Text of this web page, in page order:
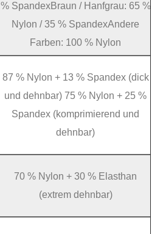
% SpandexBraun / Hanfgrau: 65 %
Nylon / 35 % SpandexAndere
Farben: 100 % Nylon
87 % Nylon + 13 % Spandex (dick
und dehnbar) 75 % Nylon + 25 %
Spandex (komprimierend und
dehnbar)
70 % Nylon + 30 % Elasthan
(extrem dehnbar)